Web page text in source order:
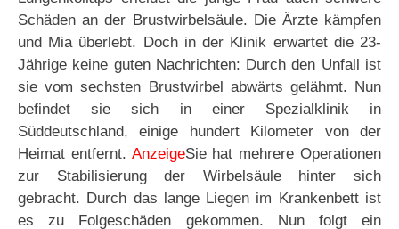
Schäden an der Brustwirbelsäule. Die Ärzte kämpfen
und Mia überlebt. Doch in der Klinik erwartet die 23-
Jährige keine guten Nachrichten: Durch den Unfall ist
sie vom sechsten Brustwirbel abwärts gelähmt. Nun
befindet sie sich in einer Spezialklinik in
Süddeutschland, einige hundert Kilometer von der
Heimat entfernt. AnzeigeSie hat mehrere Operationen
zur Stabilisierung der Wirbelsäule hinter sich
gebracht. Durch das lange Liegen im Krankenbett ist
es zu Folgeschäden gekommen. Nun folgt ein